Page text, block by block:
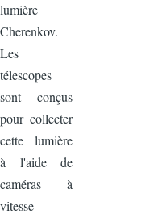
lumière
Cherenkov.
Les
télescopes
sont conçus
pour collecter
cette lumière
à l'aide de
caméras à
vitesse